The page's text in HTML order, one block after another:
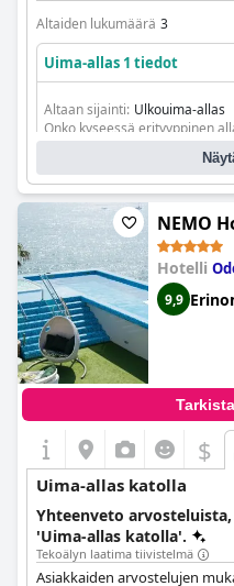
Altaiden lukumäärä 3
Uima-allas 1 tiedot
Altaan sijainti: Ulkouima-allas
Onko kyseessä erityyppinen
Äärettömän vaikutelman
NEMO
Hotelli
9,9
$
Uima-allas katolla
Yhteenveto
'Uima-allas katolla'.
Tekoälyn laatima tiivistelmä
Asiakkaiden arvostelujen